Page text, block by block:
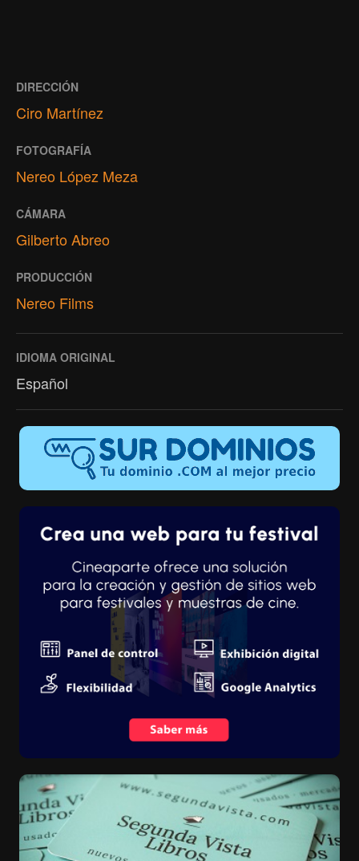
DIRECCIÓN
Ciro Martínez
FOTOGRAFÍA
Nereo López Meza
CÁMARA
Gilberto Abreo
PRODUCCIÓN
Nereo Films
IDIOMA ORIGINAL
Español